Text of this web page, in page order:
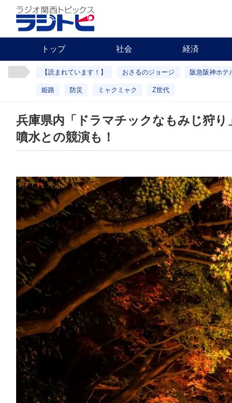
トップ 社会 経済
【読まれています！】 おさるのジョージ 阪急阪神ホテ
姫路 防災 ミャクミャク Z世代
兵庫県内「ドラマチックなもみじ狩
噴水との競演も！